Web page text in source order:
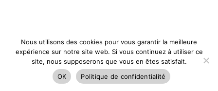
Nous utilisons des cookies pour vous garantir la meilleure
expérience sur notre site web. Si vous continuez à utiliser ce
site, nous supposerons que vous en êtes satisfait.
OK
Politique de confidentialité